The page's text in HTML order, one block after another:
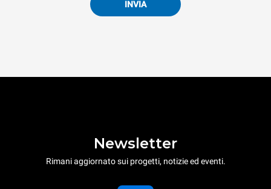
INVIA
Newsletter
Rimani aggiornato sui progetti, notizie ed eventi.